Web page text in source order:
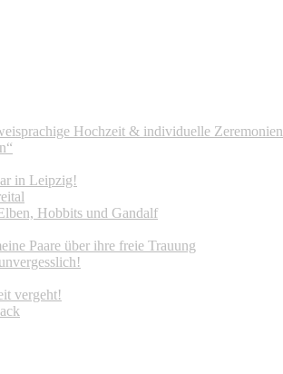
Hochzeit & individuelle Zeremonien
in Leipzig!
Hobbits und Gandalf
Paare über ihre freie Trauung
vergeht!